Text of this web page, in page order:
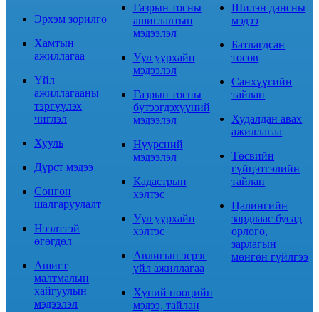
Эрхэм зорилго
Хамтын
ажиллагаа
Үйл
ажиллагааны
тэргүүлэх
чиглэл
Хууль
Дүрст мэдээ
Сонгон
шалгаруулалт
Нээлттэй
өгөгдөл
Ашигт
малтмалын
хайгуулын
мэдээлэл
Газрын тосны
ашиглалтын
мэдээлэл
Уул уурхайн
мэдээлэл
Газрын тосны
бүтээгдэхүүний
мэдээлэл
Нүүрсний
мэдээлэл
Кадастрын
хэлтэс
Уул уурхайн
хэлтэс
Авлигын эсрэг
үйл ажиллагаа
Хүний нөөцийн
мэдээ, тайлан
Шилэн дансны
мэдээ
Батлагдсан
төсөв
Санхүүгийн
тайлан
Худалдан авах
ажиллагаа
Төсвийн
гүйцэтгэлийн
тайлан
Цалингийн
зардлаас бусад
орлого,
зарлагын
мөнгөн гүйлгээ